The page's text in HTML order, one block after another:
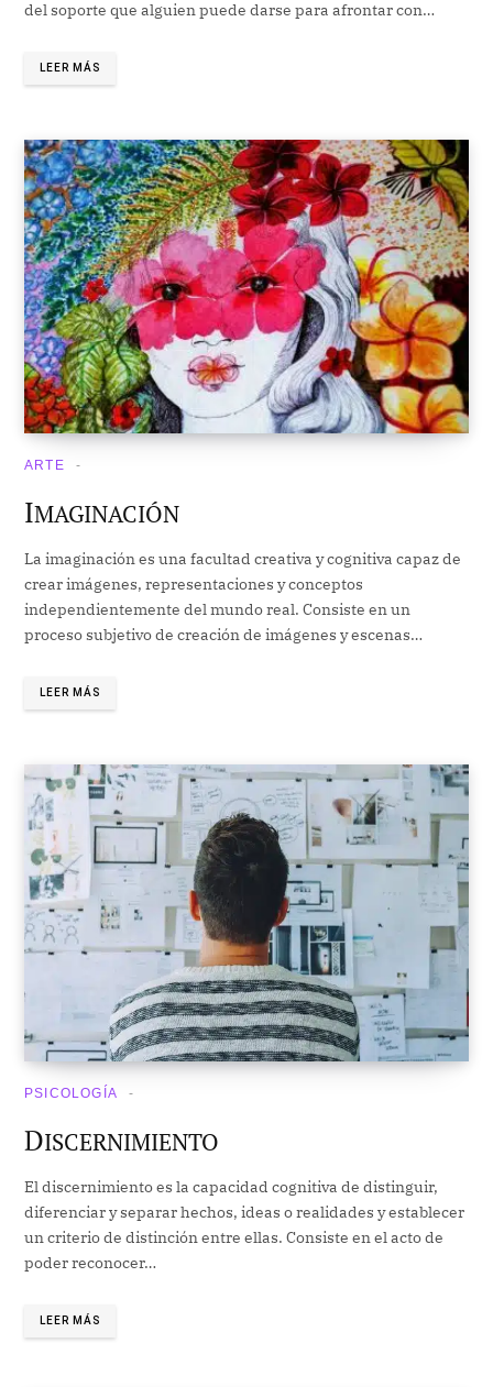
del soporte que alguien puede darse para afrontar con…
LEER MÁS
ARTE
IMAGINACIÓN
La imaginación es una facultad creativa y cognitiva capaz de
crear imágenes, representaciones y conceptos
independientemente del mundo real. Consiste en un
proceso subjetivo de creación de imágenes y escenas…
LEER MÁS
PSICOLOGÍA
DISCERNIMIENTO
El discernimiento es la capacidad cognitiva de distinguir,
diferenciar y separar hechos, ideas o realidades y establecer
un criterio de distinción entre ellas. Consiste en el acto de
poder reconocer…
LEER MÁS